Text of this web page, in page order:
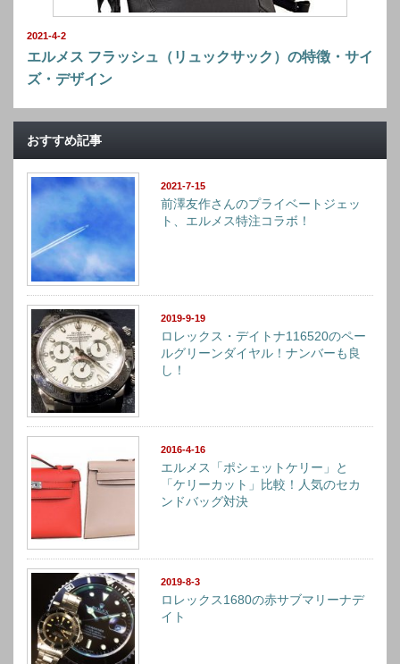
2021-4-2
エルメス フラッシュ（リュックサック）の特徴・サイ
ズ・デザイン
おすすめ記事
2021-7-15
前澤友作さんのプライベートジェッ
ト、エルメス特注コラボ！
2019-9-19
ロレックス・デイトナ116520のペー
ルグリーンダイヤル！ナンバーも良
し！
2016-4-16
エルメス「ポシェットケリー」と
「ケリーカット」比較！人気のセカ
ンドバッグ対決
2019-8-3
ロレックス1680の赤サブマリーナデ
イト